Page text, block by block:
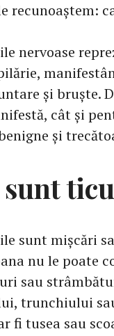
recunoaștem:
nervoase
și bruște.
cât și
și
sunt
sunt mișcări
nu le poate
sau
trunchiului
fi tusea sau